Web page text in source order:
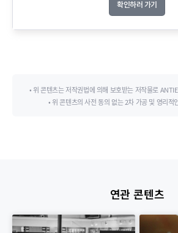
확인하러 가기
• 위 콘텐츠는 저작권법에 의해 보호받는 저작물로
• 위 콘텐츠의 사전 동의 없는 2차 가공 및 영리적
연관 콘텐츠